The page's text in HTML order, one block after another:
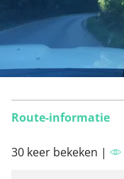
Route-informatie
30 keer bekeken |